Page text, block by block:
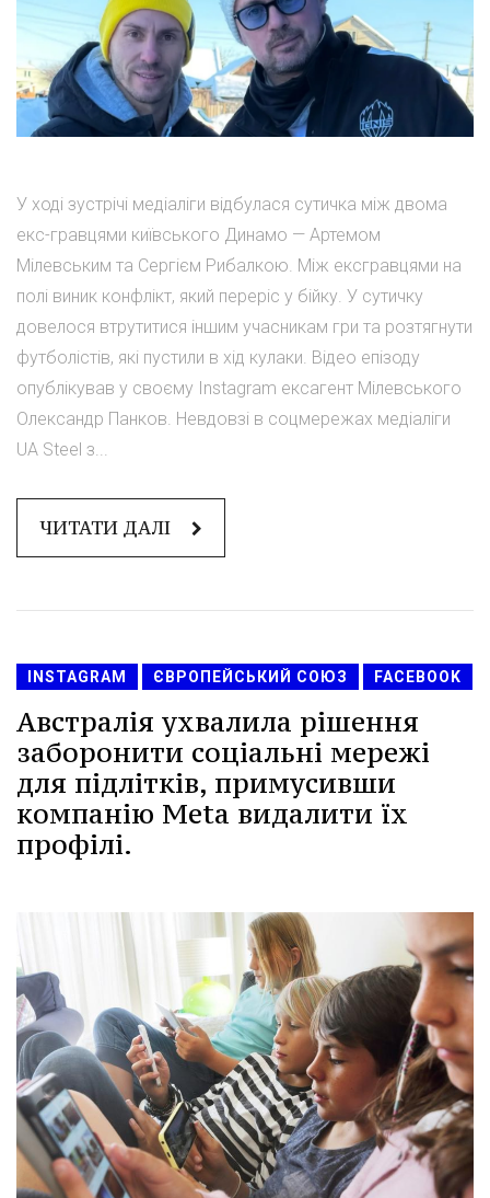
У ході зустрічі медіаліги відбулася сутичка між двома
екс-гравцями київського Динамо — Артемом
Мілевським та Сергієм Рибалкою. Між ексгравцями на
полі виник конфлікт, який переріс у бійку. У сутичку
довелося втрутитися іншим учасникам гри та розтягнути
футболістів, які пустили в хід кулаки. Відео епізоду
опублікував у своєму Instagram ексагент Мілевського
Олександр Панков. Невдовзі в соцмережах медіаліги
UA Steel з...
ЧИТАТИ ДАЛІ
INSTAGRAM ЄВРОПЕЙСЬКИЙ СОЮЗ FACEBOOK
Австралія ухвалила рішення
заборонити соціальні мережі
для підлітків, примусивши
компанію Meta видалити їх
профілі.